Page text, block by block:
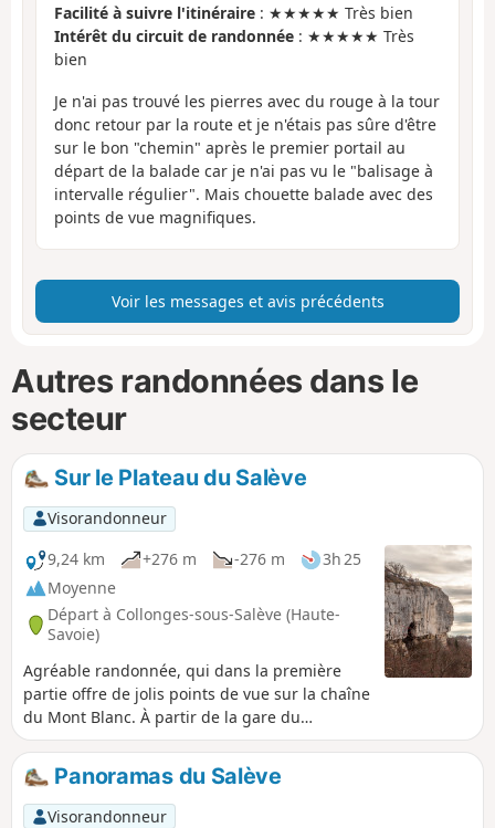
Facilité à suivre l'itinéraire : ★★★★★ Très bien
Intérêt du circuit de randonnée : ★★★★★ Très
bien
Je n'ai pas trouvé les pierres avec du rouge à la tour
donc retour par la route et je n'étais pas sûre d'être
sur le bon "chemin" après le premier portail au
départ de la balade car je n'ai pas vu le "balisage à
intervalle régulier". Mais chouette balade avec des
points de vue magnifiques.
Voir les messages et avis précédents
Autres randonnées dans le
secteur
Sur le Plateau du Salève
Visorandonneur
9,24 km
+276 m -276 m
3h 25
Moyenne
Départ à Collonges-sous-Salève (Haute-
Savoie)
Agréable randonnée, qui dans la première
partie offre de jolis points de vue sur la chaîne
du Mont Blanc. À partir de la gare du
téléphérique, c'est la bassin Génévois qui se
déroule à nos pieds.
Panoramas du Salève
Visorandonneur